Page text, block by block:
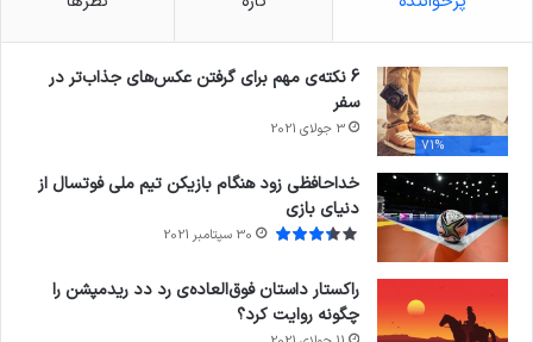
71%
6 نکته‌ی مهم برای گرفتن عکس‌های جذاب‌تر در
سفر
3 جولای 2021
خداحافظی زود هنگام بازیکن تیم ملی فوتسال از
دنیای بازی
30 سپتامبر 2021
راکستار داستان فوق‌العاده‌ی رد دد ریدمپشن را
چگونه روایت کرد؟